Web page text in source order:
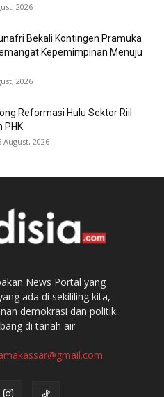
2026
Bekali Kontingen Pramuka
Kepemimpinan Menuju
2026
Reformasi Hulu Sektor Riil
PHK
August, 2026
News Portal yang
ada di sekililing kita,
demokrasi dan politik
di tanah air